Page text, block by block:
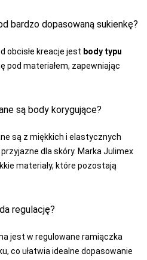
bardzo dopasowaną sukienkę?
obcisłe kreacje jest body typu
pod materiałem, zapewniając
są body korygujące?
są z miękkich i elastycznych
dla skóry. Marka Julimex
materiały, które pozostają
regulację?
jest w regulowane ramiączka
co ułatwia idealne dopasowanie